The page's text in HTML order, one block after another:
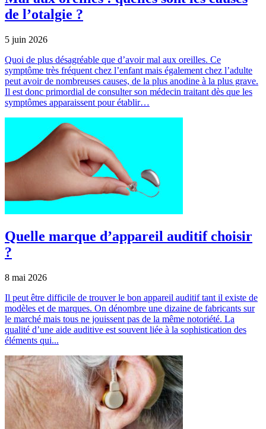
de l’otalgie ?
5 juin 2026
Quoi de plus désagréable que d’avoir mal aux oreilles. Ce
symptôme très fréquent chez l’enfant mais également chez l’adulte
peut avoir de nombreuses causes, de la plus anodine à la plus grave.
Il est donc primordial de consulter son médecin traitant dès que les
symptômes apparaissent pour établir…
Quelle marque d’appareil auditif choisir
?
8 mai 2026
Il peut être difficile de trouver le bon appareil auditif tant il existe de
modèles et de marques. On dénombre une dizaine de fabricants sur
le marché mais tous ne jouissent pas de la même notoriété. La
qualité d’une aide auditive est souvent liée à la sophistication des
éléments qui...